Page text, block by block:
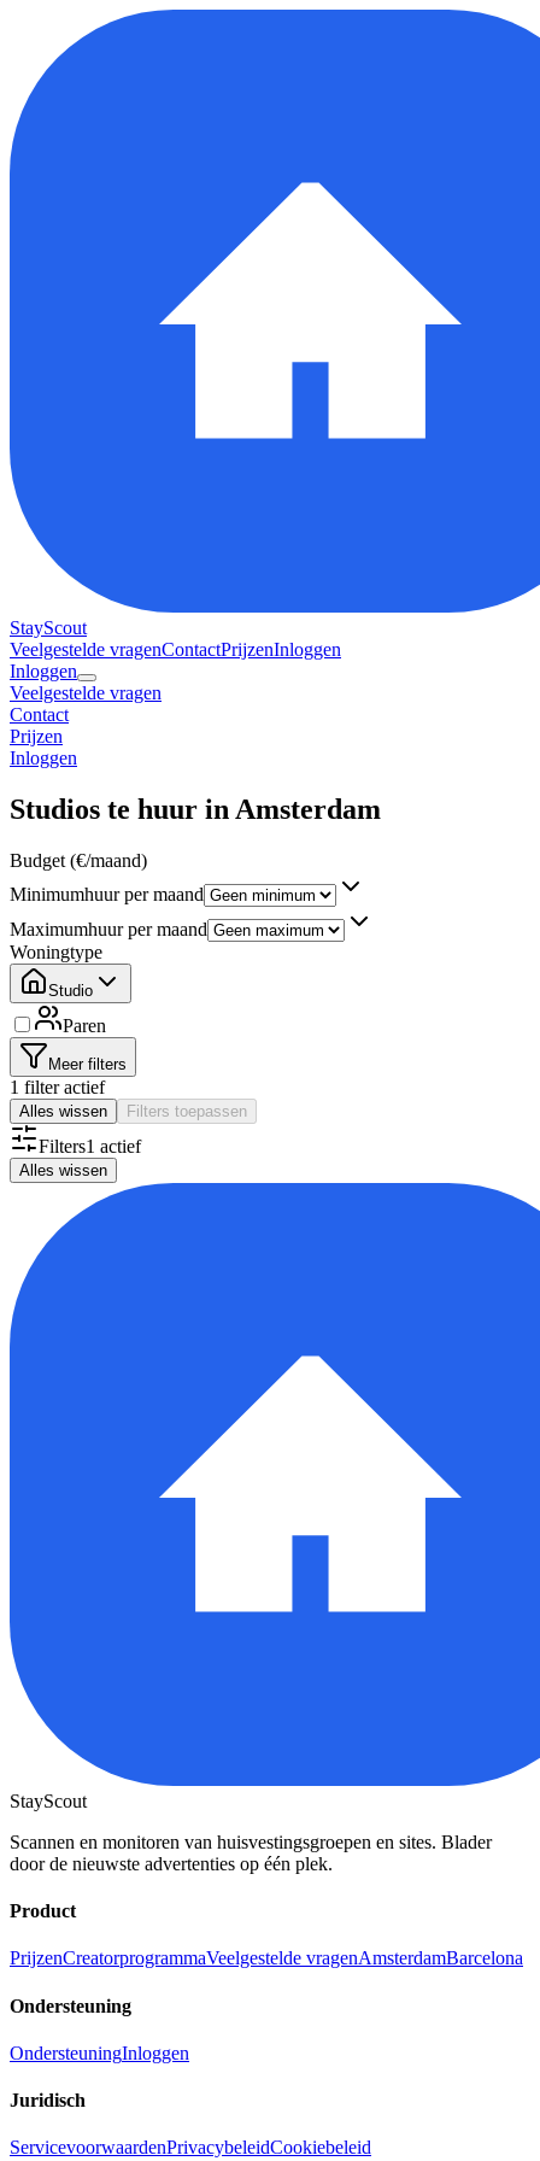
StayScout
Veelgestelde vragenContactPrijzenInloggen
Inloggen
Veelgestelde vragen
Contact
Prijzen
Inloggen
Studios te huur in Amsterdam
Budget (€/maand)
Minimumhuur per maand
Maximumhuur per maand
Woningtype
Studio
Paren
Meer filters
1 filter actief
Alles wissen Filters toepassen
Filters1 actief
Alles wissen
StayScout
Scannen en monitoren van huisvestingsgroepen en sites. Blader
door de nieuwste advertenties op één plek.
Product
PrijzenCreatorprogrammaVeelgestelde vragenAmsterdamBarcelona
Ondersteuning
OndersteuningInloggen
Juridisch
ServicevoorwaardenPrivacybeleidCookiebeleid